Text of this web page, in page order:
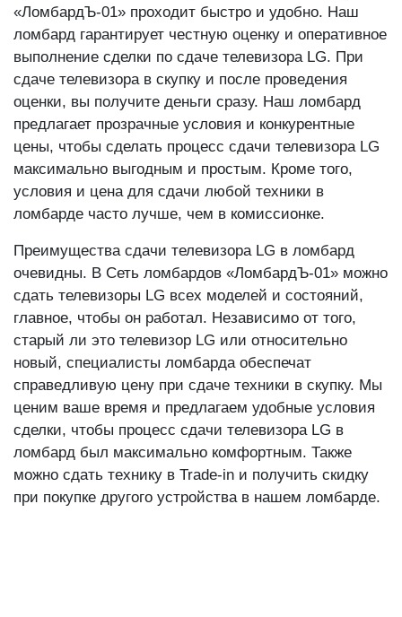
«ЛомбардЪ-01» проходит быстро и удобно. Наш
ломбард гарантирует честную оценку и оперативное
выполнение сделки по сдаче телевизора LG. При
сдаче телевизора в скупку и после проведения
оценки, вы получите деньги сразу. Наш ломбард
предлагает прозрачные условия и конкурентные
цены, чтобы сделать процесс сдачи телевизора LG
максимально выгодным и простым. Кроме того,
условия и цена для сдачи любой техники в
ломбарде часто лучше, чем в комиссионке.
Преимущества сдачи телевизора LG в ломбард
очевидны. В Сеть ломбардов «ЛомбардЪ-01» можно
сдать телевизоры LG всех моделей и состояний,
главное, чтобы он работал. Независимо от того,
старый ли это телевизор LG или относительно
новый, специалисты ломбарда обеспечат
справедливую цену при сдаче техники в скупку. Мы
ценим ваше время и предлагаем удобные условия
сделки, чтобы процесс сдачи телевизора LG в
ломбард был максимально комфортным. Также
можно сдать технику в Trade-in и получить скидку
при покупке другого устройства в нашем ломбарде.